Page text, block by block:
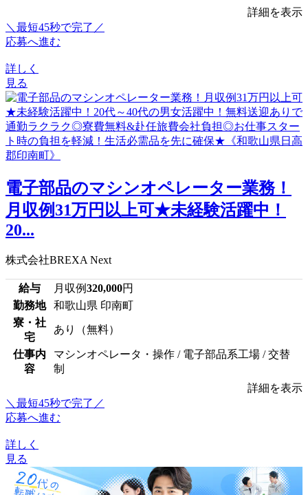
詳細を表示
＼最短45秒で完了／
応募へ進む
詳しく
見る
電子部品のマシンオペレーター業務！
月収例31万円以上可★未経験活躍中！
20...
株式会社BREXA Next
給与 月収例320,000円
勤務地
和歌山県 印南町
寮・社
宅
あり（無料）
仕事内
容
マシンオペレータ・操作 / 電子部品系工場 / 交替
制
詳細を表示
＼最短45秒で完了／
応募へ進む
詳しく
見る